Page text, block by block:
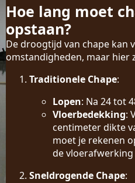
Hoe lang moet
opstaan?
De droogtijd van chape kan
omstandigheden, maar hier
Traditionele Chape:
Lopen: Na 24 tot
Vloerbedekking:
centimeter dikte
moet je rekenen
de
Sneldrogende Chape: